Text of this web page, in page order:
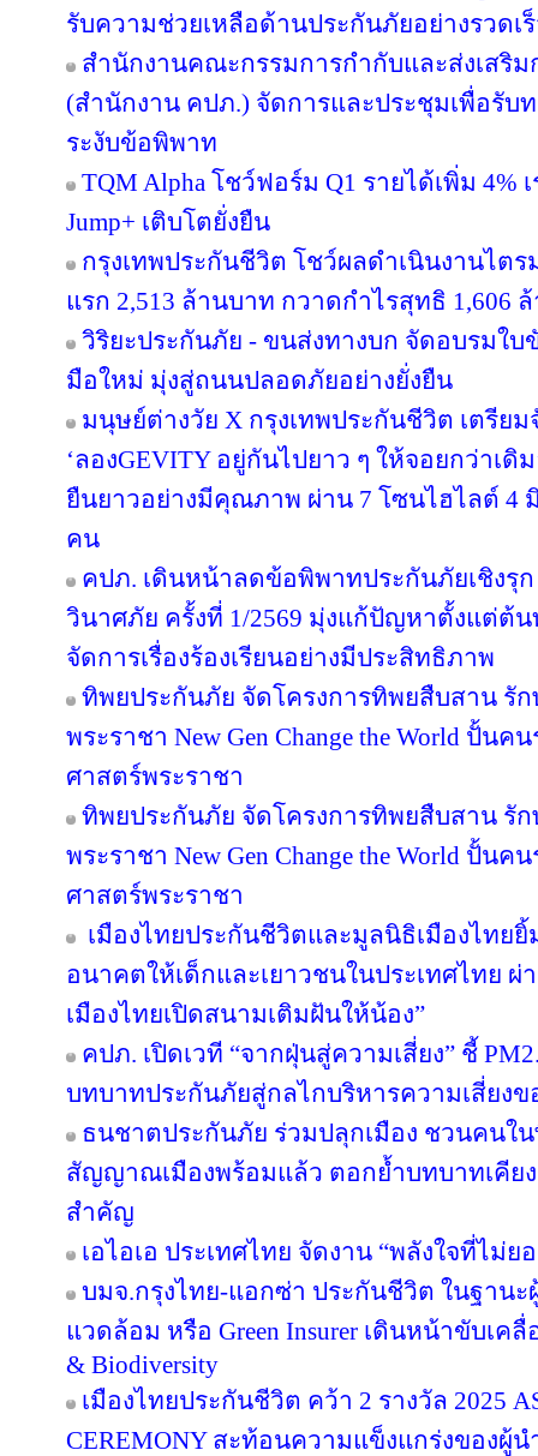
รับความช่วยเหลือด้านประกันภัยอย่างรวดเ
สำนักงานคณะกรรมการกำกับและส่งเสริ
(สำนักงาน คปภ.) จัดการและประชุมเพื่อรับ
ระงับข้อพิพาท
TQM Alpha โชว์ฟอร์ม Q1 รายได้เพิ่ม
Jump+ เติบโตยั่งยืน
กรุงเทพประกันชีวิต โชว์ผลดำเนินงานไตร
แรก 2,513 ล้านบาท กวาดกำไรสุทธิ 1,606
วิริยะประกันภัย - ขนส่งทางบก จัดอบรมใบ
มือใหม่ มุ่งสู่ถนนปลอดภัยอย่างยั่งยืน
มนุษย์ต่างวัย X กรุงเทพประกันชีวิต เตรียม
‘ลองGEVITY อยู่กันไปยาว ๆ ให้จอยกว่าเ
ยืนยาวอย่างมีคุณภาพ ผ่าน 7 โซนไฮไลต์ 4
คน
คปภ. เดินหน้าลดข้อพิพาทประกันภัยเชิงรุ
วินาศภัย ครั้งที่ 1/2569 มุ่งแก้ปัญหาตั้งแต่ต้
จัดการเรื่องร้องเรียนอย่างมีประสิทธิภาพ
ทิพยประกันภัย จัดโครงการทิพยสืบสาน รั
พระราชา New Gen Change the World ปั้น
ศาสตร์พระราชา
ทิพยประกันภัย จัดโครงการทิพยสืบสาน รั
พระราชา New Gen Change the World ปั้น
ศาสตร์พระราชา
เมืองไทยประกันชีวิตและมูลนิธิเมืองไทย
อนาคตให้เด็กและเยาวชนในประเทศไทย ผ่า
เมืองไทยเปิดสนามเติมฝันให้น้อง”
คปภ. เปิดเวที “จากฝุ่นสู่ความเสี่ยง” ชี้
บทบาทประกันภัยสู่กลไกบริหารความเสี่ยงข
ธนชาตประกันภัย ร่วมปลุกเมือง ชวนคนใ
สัญญาณเมืองพร้อมแล้ว ตอกย้ำบทบาทเคีย
สำคัญ
เอไอเอ ประเทศไทย จัดงาน “พลังใจที่ไม่
บมจ.กรุงไทย-แอกซ่า ประกันชีวิต ในฐาน
แวดล้อม หรือ Green Insurer เดินหน้าขับเคลื่
& Biodiversity
เมืองไทยประกันชีวิต คว้า 2 รางวัล 2025
CEREMONY สะท้อนความแข็งแกร่งของผู้